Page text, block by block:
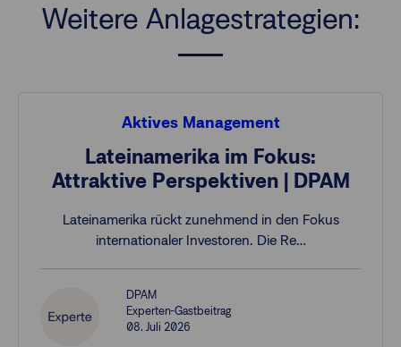
Weitere Anlagestrategien:
Aktives Management
Lateinamerika im Fokus:
Attraktive Perspektiven | DPAM
Lateinamerika rückt zunehmend in den Fokus
internationaler Investoren. Die Re…
DPAM
Experten-Gastbeitrag
08. Juli 2026